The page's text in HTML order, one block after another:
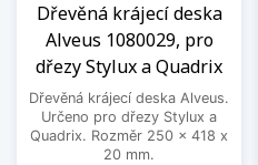
Dřevěná krájecí deska
Alveus 1080029, pro
dřezy Stylux a Quadrix
Dřevěná krájecí deska Alveus.
Určeno pro dřezy Stylux a
Quadrix. Rozměr 250 x 418 x
20 mm.